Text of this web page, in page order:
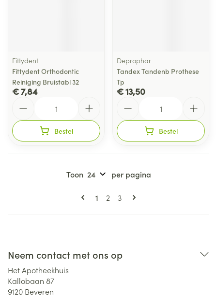
Fittydent
Fittydent Orthodontic
Reiniging Bruistabl 32
€ 7,84
Bestel
Deprophar
Tandex Tandenb Prothese
Tp
€ 13,50
Bestel
Pagina's
U lees momenteel pagina
1 Pagina
2 Pagina
3
Toon per pagina
Neem contact met ons op
Het Apotheekhuis
Kallobaan 87
9120 Beveren